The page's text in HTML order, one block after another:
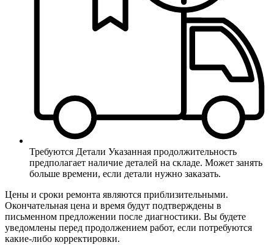
Требуются Детали Указанная продолжительность
предполагает наличие деталей на складе. Может занять
больше времени, если детали нужно заказать.
Цены и сроки ремонта являются приблизительными.
Окончательная цена и время будут подтверждены в
письменном предложении после диагностики. Вы будете
уведомлены перед продолжением работ, если потребуются
какие-либо корректировки.